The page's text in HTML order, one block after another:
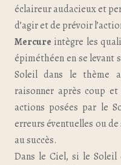
éclaireur audacieux et
d’agir et de prévoir
Mercure intègre les
épiméthéen en se levant
Soleil dans le thème
raisonner après coup
actions posées par le
erreurs éventuelles ou
au succès.
Dans le Ciel, si le